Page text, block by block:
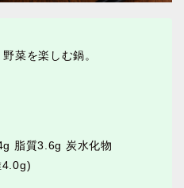
菜を楽しむ鍋。
脂質3.6g 炭水化物
4.0g)